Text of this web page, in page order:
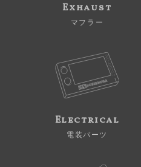
Exhaust
マフラー
Electrical
電装パーツ